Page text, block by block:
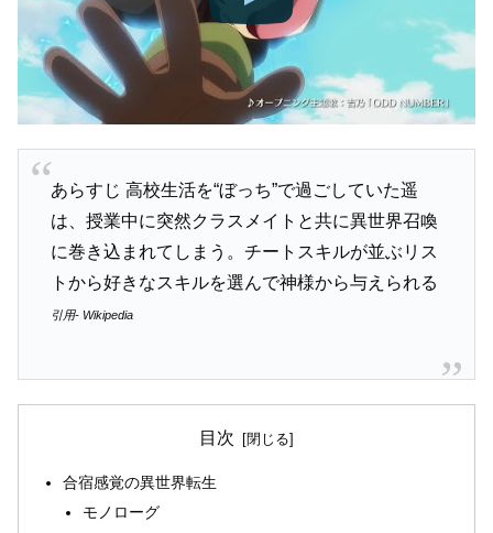
あらすじ 高校生活を“ぼっち”で過ごしていた遥
は、授業中に突然クラスメイトと共に異世界召喚
に巻き込まれてしまう。チートスキルが並ぶリス
トから好きなスキルを選んで神様から与えられる
引用- Wikipedia
目次
合宿感覚の異世界転生
モノローグ